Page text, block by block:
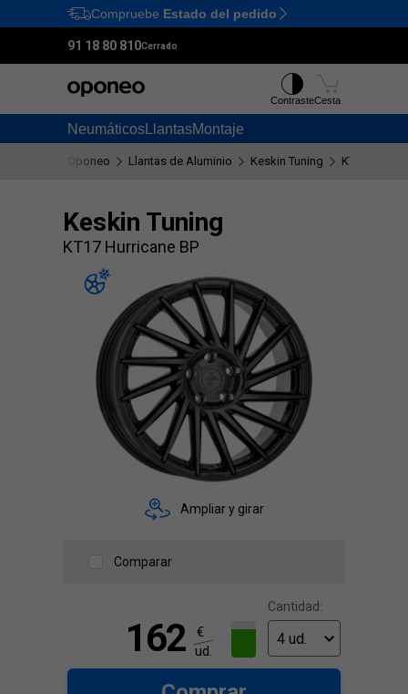
Ctrl M
Compruebe Estado del pedido
91 18 80 810Cerrado
Neumáticos LlantasMontaje
ContrasteCesta
Oponeo Llantas de Aluminio Keskin Tuning KT17
Keskin Tuning
KT17 Hurricane BP
Ampliar y girar
Comparar
Cantidad:
162
€
ud.